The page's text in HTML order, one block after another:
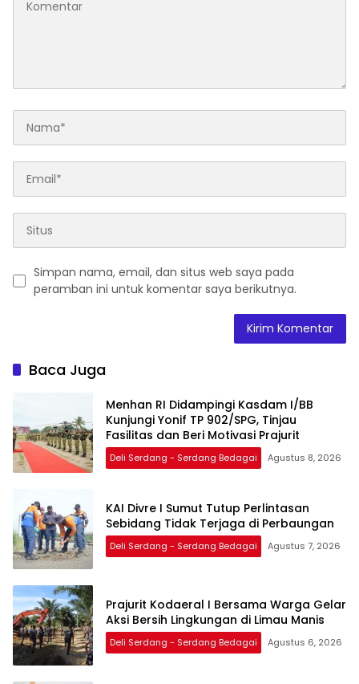
Simpan nama, email, dan situs web saya pada
peramban ini untuk komentar saya berikutnya.
Baca Juga
Menhan RI Didampingi Kasdam I/BB
Kunjungi Yonif TP 902/SPG, Tinjau
Fasilitas dan Beri Motivasi Prajurit
Deli Serdang - Serdang Bedagai Agustus 8, 2026
KAI Divre I Sumut Tutup Perlintasan
Sebidang Tidak Terjaga di Perbaungan
Deli Serdang - Serdang Bedagai Agustus 7, 2026
Prajurit Kodaeral I Bersama Warga Gelar
Aksi Bersih Lingkungan di Limau Manis
Deli Serdang - Serdang Bedagai Agustus 6, 2026